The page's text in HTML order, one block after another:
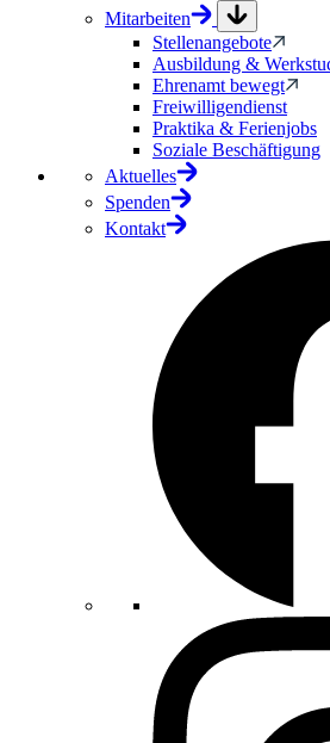
Mitarbeiten
Stellenangebote
Ausbildung &
Ehrenamt bewegt
Freiwilligendienst
Praktika & Ferienjobs
Soziale Beschäftigung
Aktuelles
Spenden
Kontakt